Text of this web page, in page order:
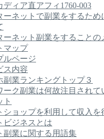
ディア直アフィ1760-003
ーネットで副業をするため
ーネット副業をすることの
マップ
ルページ
ス内容
副業ランキングトップ３
ーク副業は何故注目され
ト
ショップを利用して収入を
ビジネスとは
副業に関する用語集